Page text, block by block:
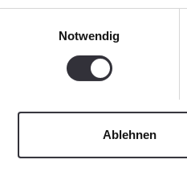
Notwendig
Ablehnen